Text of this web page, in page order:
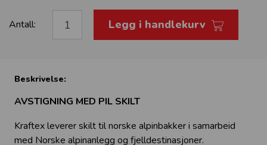
Antall: Legg i handlekurv
Beskrivelse:
AVSTIGNING MED PIL SKILT
Kraftex leverer skilt til norske alpinbakker i samarbeid
med Norske alpinanlegg og fjelldestinasjoner.